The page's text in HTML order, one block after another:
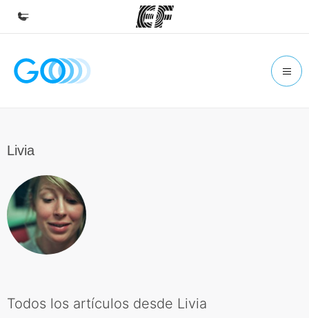
Inicio
Encuentra una oficina
Sobre nosotros
Quiénes somos
Livia
Todos los artículos desde Livia